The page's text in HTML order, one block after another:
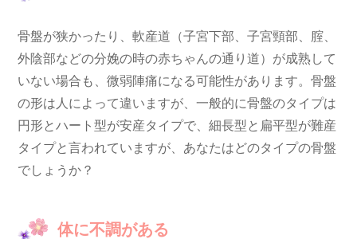
骨盤が狭かったり、軟産道（子宮下部、子宮頸部、腟、
外陰部などの分娩の時の赤ちゃんの通り道）が成熟して
いない場合も、微弱陣痛になる可能性があります。骨盤
の形は人によって違いますが、一般的に骨盤のタイプは
円形とハート型が安産タイプで、細長型と扁平型が難産
タイプと言われていますが、あなたはどのタイプの骨盤
でしょうか？
体に不調がある